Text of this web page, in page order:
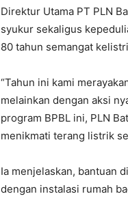
Direktur Utama PT PLN
syukur sekaligus
80 tahun semangat
“Tahun ini kami
melainkan dengan aksi
program BPBL ini, PLN
menikmati terang listrik
Ia menjelaskan, bantuan
dengan instalasi rumah